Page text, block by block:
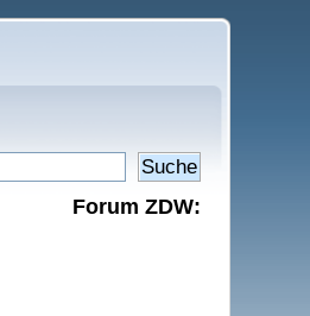
Forum ZDW: